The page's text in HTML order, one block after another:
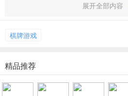
展开全部内容
棋牌游戏
精品推荐